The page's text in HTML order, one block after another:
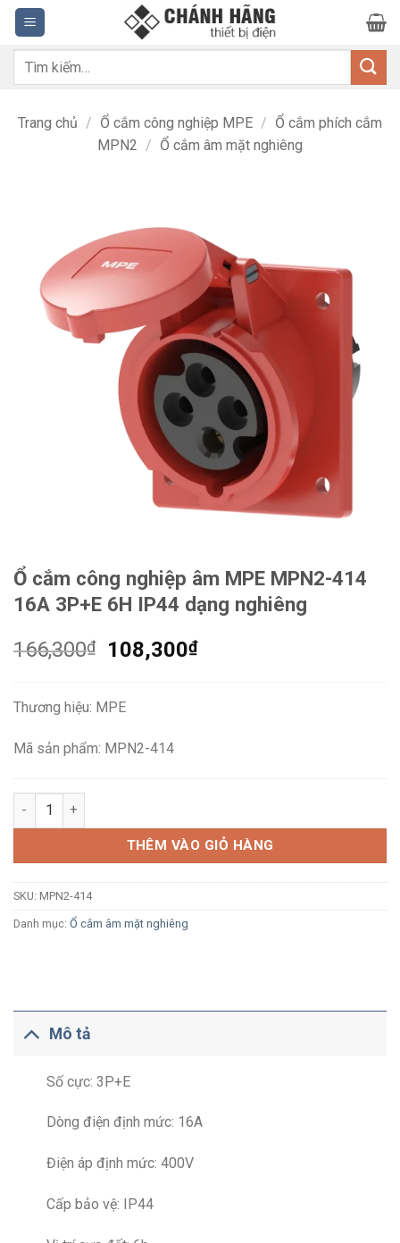
Bỏ
qua
nội
dung
Tìm
Trang chủ / Ổ cắm công nghiệp MPE / Ổ cắm phích cắm
MPN2 / Ổ cắm âm mặt nghiêng
Ổ cắm công nghiệp âm MPE MPN2-414
16A 3P+E 6H IP44 dạng nghiêng
166,300₫
Giá
166,300₫.
108,300₫Giá
Thương hiệu: MPE
Mã sản phẩm: MPN2-414
Ổ cắm công nghiệp âm MPE MPN2-414 16A 3P+E 6H IP44
THÊM VÀO GIỎ HÀNG
SKU: MPN2-414
Danh mục: Ổ cắm âm mặt nghiêng
Mô tả
Số cực: 3P+E
Dòng điện định mức: 16A
Điện áp định mức: 400V
Cấp bảo vệ: IP44